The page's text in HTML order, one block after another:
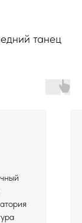
танец